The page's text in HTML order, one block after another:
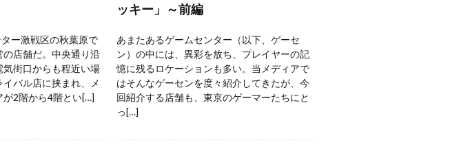
ター激戦区の秋葉原で
店舗だ。中央通り沿
街口からも程近い場
バル店に挟まれ、メ
が2階から4階とい[…]
ッキー」～前編
あまたあるゲームセンター（以下、ゲーセ
ン）の中には、異彩を放ち、プレイヤーの記
憶に残るロケーションも多い。当メディアで
はそんなゲーセンを度々紹介してきたが、今
回紹介する店舗も、東京のゲーマーたちにと
っ[…]